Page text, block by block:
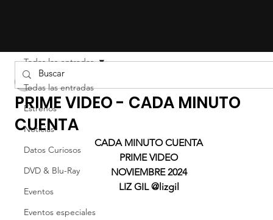
Todas las entradas
Estrenos
Noticias
Datos Curiosos
DVD & Blu-Ray
Eventos
Eventos especiales
Todas las entradas
PRIME VIDEO - CADA MINUTO
CUENTA
CADA MINUTO CUENTA
PRIME VIDEO
NOVIEMBRE 2024
LIZ GIL @lizgil